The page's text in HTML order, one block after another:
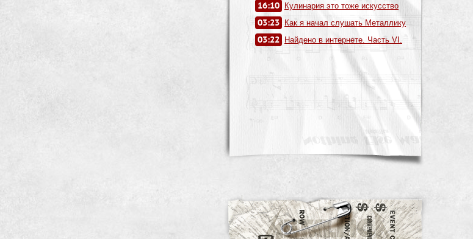
16:10 Кулинария это тоже искусство
03:23 Как я начал слушать Металлику
03:22 Найдено в интернете. Часть VI.